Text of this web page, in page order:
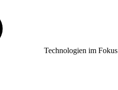
Technologien im Fokus